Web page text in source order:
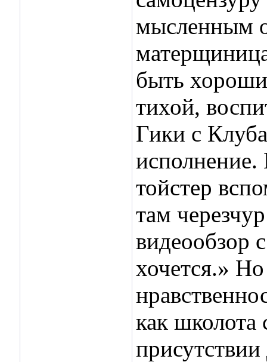
мысленным
быть
тихой,
Гики с
исполнение.
тойстер
там
видеообзор
хочется.»
как школота